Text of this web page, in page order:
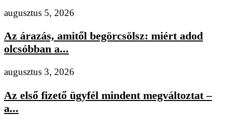
augusztus 5, 2026
Az árazás, amitől begörcsölsz: miért adod
olcsóbban a...
augusztus 3, 2026
Az első fizető ügyfél mindent megváltoztat –
a...